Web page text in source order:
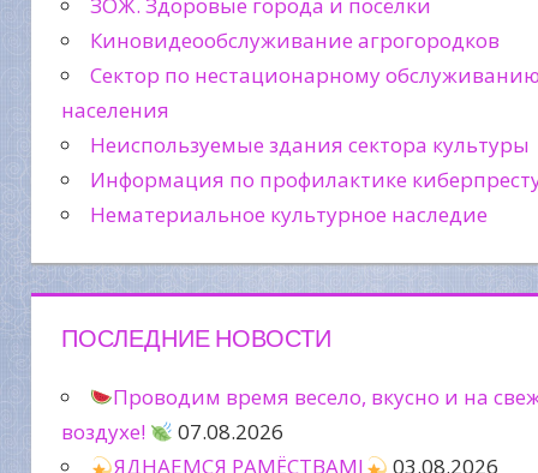
ЗОЖ. Здоровые города и посёлки
Киновидеообслуживание агрогородков
Сектор по нестационарному
населения
Неиспользуемые здания сектора культуры
Информация по профилактике
Нематериальное культурное наследие
ПОСЛЕДНИЕ НОВОСТИ
Проводим время весело, вкусно и на
воздухе!
07.08.2026
ЯДНАЕМСЯ РАМЁСТВАМІ
03.08.2026